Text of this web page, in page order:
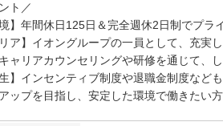
ト／
】年間休日125日＆完全週休2日制でプラ
ア】イオングループの一員として、充実
ャリアカウンセリングや研修を通じて、
】インセンティブ制度や退職金制度なども
ップを目指し、安定した環境で働きたい方